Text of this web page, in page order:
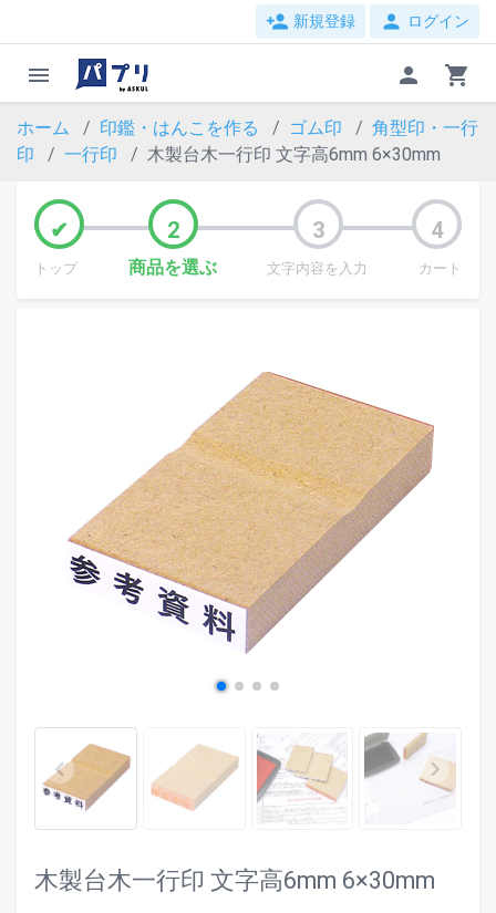
person_add 新規登録 person ログイン
menu person shopping_cart
ホーム 印鑑・はんこを作る ゴム印
角型印・一行
印
一行印 木製台木一行印 文字高6mm 6×30mm
トップ 商品を選ぶ 文字内容を入力 カート
keyboard_arrow_left keyboard_arrow_right
木製台木一行印 文字高6mm 6×30mm